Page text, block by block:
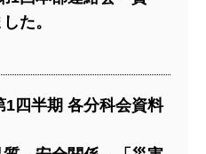
た。
四半期 各分科会資料